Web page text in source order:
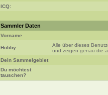
ICQ:
Sammler Daten
Vorname
Hobby
Alle über dieses
und zeigen genau die
Dein Sammelgebiet
Du möchtest
tauschen?